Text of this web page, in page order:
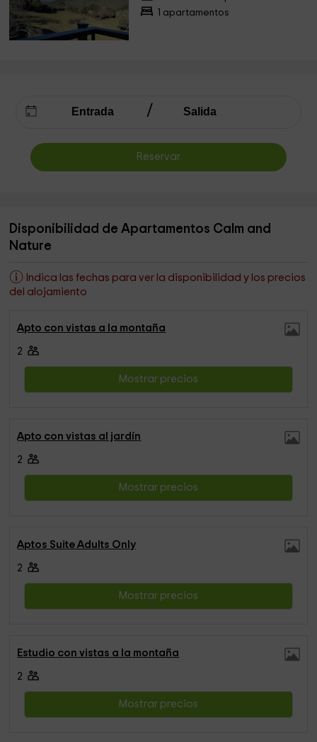
1 apartamentos
Reservar
Disponibilidad de Apartamentos Calm and
Nature
Indica las fechas para ver la disponibilidad y los precios
del alojamiento
Apto con vistas a la montaña
2
Mostrar precios
Apto con vistas al jardín
2
Mostrar precios
Aptos Suite Adults Only
2
Mostrar precios
Estudio con vistas a la montaña
2
Mostrar precios